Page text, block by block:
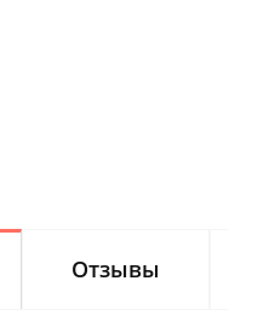
Отзывы